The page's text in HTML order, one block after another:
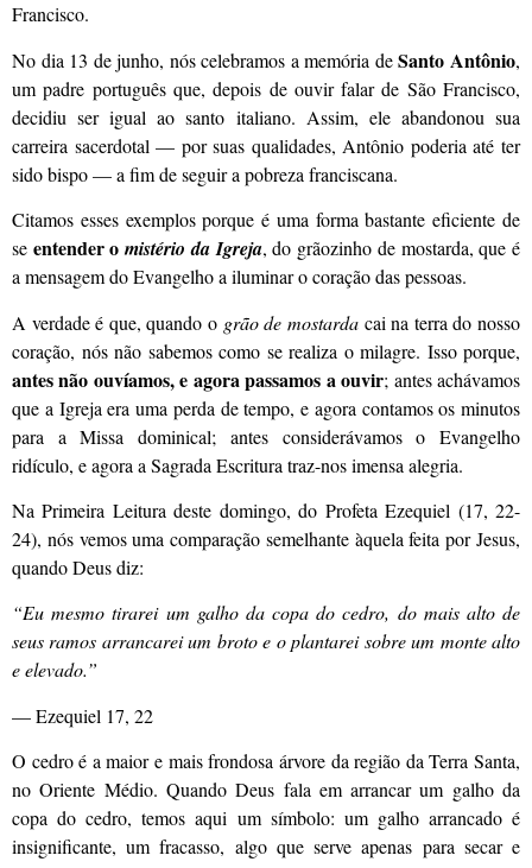
Francisco.
No dia 13 de junho, nós celebramos a memória deSanto Antônio,
um padre português que, depois de ouvir falar de São Francisco,
decidiu ser igual ao santo italiano. Assim, ele abandonou sua
carreira sacerdotal — por suas qualidades, Antônio poderia até ter
sido bispo — a fim de seguir a pobreza franciscana.
Citamos esses exemplos porque é uma forma bastante eficiente de
se entender omistério da Igreja, do grãozinho de mostarda, que é
a mensagem do Evangelho a iluminar o coração das pessoas.
A verdade é que, quando o grão de mostardacai na terra do nosso
coração, nós não sabemos como se realiza o milagre. Isso porque,
antes não ouvíamos, e agora passamos a ouvir; antes achávamos
que a Igreja era uma perda de tempo, e agora contamos os minutos
para a Missa dominical; antes considerávamos o Evangelho
ridículo, e agora a Sagrada Escritura traz-nos imensa alegria.
Na Primeira Leitura deste domingo, do Profeta Ezequiel (17, 22-
24), nós vemos uma comparação semelhante àquela feita por Jesus,
quando Deus diz:
“Eu mesmo tirarei um galho da copa do cedro, do mais alto de
seus ramos arrancarei um broto e o plantarei sobre um monte alto
e elevado.”
— Ezequiel 17, 22
O cedro é a maior e mais frondosa árvore da região da Terra Santa,
no Oriente Médio. Quando Deus fala em arrancar um galho da
copa do cedro, temos aqui um símbolo: um galho arrancado é
insignificante, um fracasso, algo que serve apenas para secar e